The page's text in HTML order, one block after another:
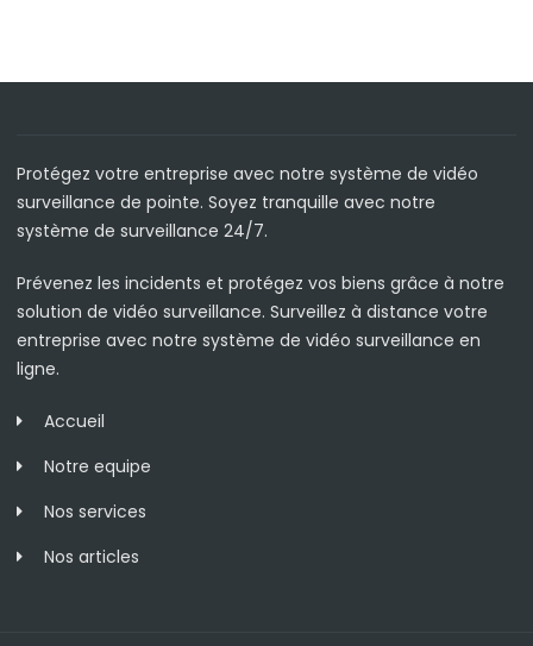
Protégez votre entreprise avec notre système de vidéo
surveillance de pointe. Soyez tranquille avec notre
système de surveillance 24/7.
Prévenez les incidents et protégez vos biens grâce à notre
solution de vidéo surveillance. Surveillez à distance votre
entreprise avec notre système de vidéo surveillance en
ligne.
Accueil
Notre equipe
Nos services
Nos articles